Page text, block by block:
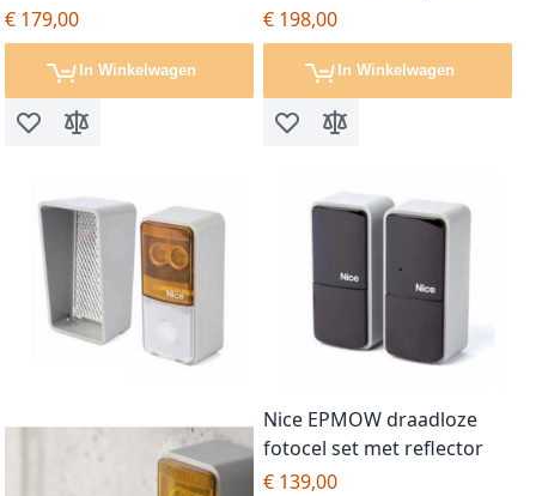
€ 179,00
In Winkelwagen
Voeg toe aan verlanglijst
Toevoegen om te vergelijken
€ 198,00
In Winkelwagen
Voeg toe aan verlanglijst
Toevoegen om te
Nice EPMOW draadloze
fotocel set met reflector
€ 139,00